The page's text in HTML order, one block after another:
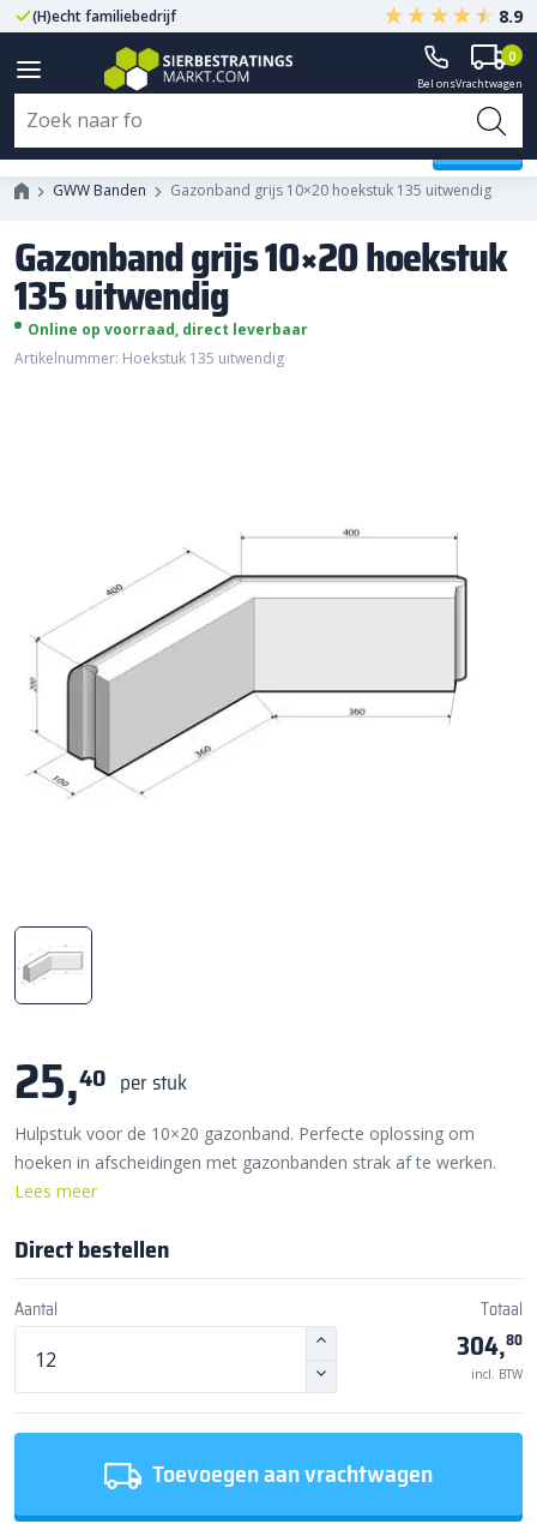
(H)echt familiebedrijf Gegarandeerd A-kwaliteit
8.9
Bel onsVrachtwagen
0
GWW Banden Gazonband grijs 10×20 hoekstuk 135 uitwendig
Gazonband grijs 10×20 hoekstuk
135 uitwendig
Online op voorraad, direct leverbaar
Artikelnummer: Hoekstuk 135 uitwendig
25,40 per stuk
Hulpstuk voor de 10×20 gazonband. Perfecte oplossing om
hoeken in afscheidingen met gazonbanden strak af te werken.
Lees meer
Direct bestellen
Aantal Totaal
304,80
incl. BTW
Toevoegen aan vrachtwagen
Gazonband grijs 10x20 hoekstuk
135 uitwendig